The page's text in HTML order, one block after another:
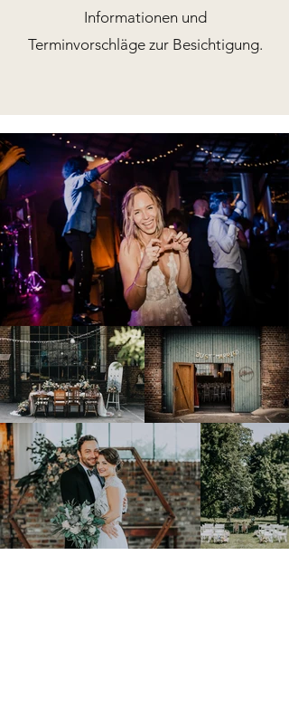
Informationen und
Terminvorschläge zur Besichtigung.